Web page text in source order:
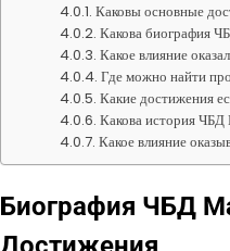
Каковы основные
Какова биография
Какое влияние
Где можно найти
Какие достижения
Какова история
Какое влияние
Биография ЧБД